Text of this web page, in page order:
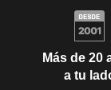
Más de 20
a tu